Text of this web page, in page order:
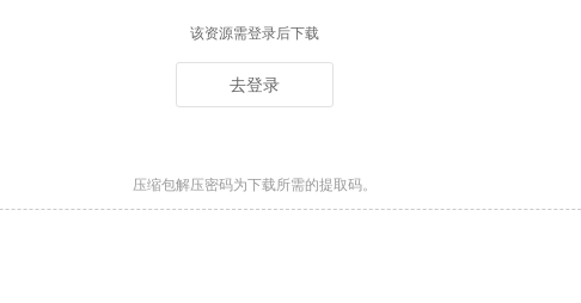
该资源需登录后下载
去登录
压缩包解压密码为下载所需的提取码。